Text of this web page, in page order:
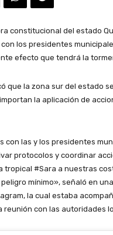
constitucional del estado
los presidentes
efecto que tendrá la
que la zona sur del estado
la aplicación de
con las y los presidentes
protocolos y coordinar
tropical #Sara a nuestras
mínimo», señaló en
la cual estaba
reunión con las autoridades